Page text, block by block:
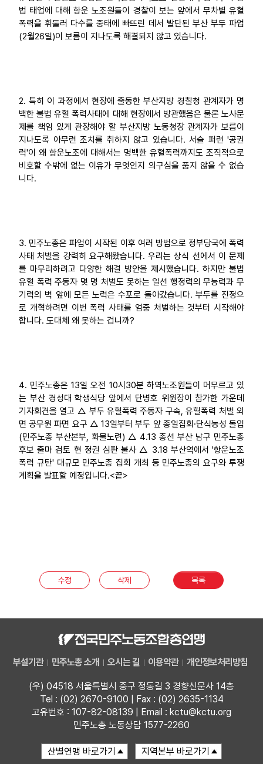
법 태업에 대해 항운 노조원들이 경찰이 보는 앞에서 무차별 유혈
폭력을 휘둘러 다수를 중태에 빠뜨린 데서 발단된 부산 부두 파업
(2월26일)이 보름이 지나도록 해결되지 않고 있습니다.
2. 특히 이 과정에서 현장에 출동한 부산지방 경찰청 관계자가 명
백한 불법 유혈 폭력사태에 대해 현장에서 방관했음은 물론 노사문
제를 책임 있게 관장해야 할 부산지방 노동청장 관계자가 보름이
지나도록 아무런 조치를 취하지 않고 있습니다. 서슬 퍼런 '공권
력'이 왜 항운노조에 대해서는 명백한 유혈폭력까지도 조직적으로
비호할 수밖에 없는 이유가 무엇인지 의구심을 품지 않을 수 없습
니다.
3. 민주노총은 파업이 시작된 이후 여러 방법으로 정부당국에 폭력
사태 처벌을 강력히 요구해왔습니다. 우리는 상식 선에서 이 문제
를 마무리하려고 다양한 해결 방안을 제시했습니다. 하지만 불법
유혈 폭력 주동자 몇 명 처벌도 못하는 일선 행정력의 무능력과 무
기력의 벽 앞에 모든 노력은 수포로 돌아갔습니다. 부두를 진정으
로 개혁하려면 이번 폭력 사태를 엄중 처벌하는 것부터 시작해야
합니다. 도대체 왜 못하는 겁니까?
4. 민주노총은 13일 오전 10시30분 하역노조원들이 머무르고 있
는 부산 경성대 학생식당 앞에서 단병호 위원장이 참가한 가운데
기자회견을 열고 △ 부두 유혈폭력 주동자 구속, 유혈폭력 처벌 외
면 공무원 파면 요구 △ 13일부터 부두 앞 종일집회·단식농성 돌입
(민주노총 부산본부, 화물노련) △ 4.13 총선 부산 남구 민주노총
후보 출마 검토 현 정권 심판 불사 △ 3.18 부산역에서 '항운노조
폭력 규탄' 대규모 민주노총 집회 개최 등 민주노총의 요구와 투쟁
계획을 발표할 예정입니다.<끝>
수정 삭제 목록
부설기관 민주노총 소개 오시는 길 이용약관 개인정보처리방침
(우) 04518 서울특별시 중구 정동길 3 경향신문사 14층
Tel : (02) 2670-9100 | Fax : (02) 2635-1134
고유번호 : 107-82-08139 | Email : kctu@kctu.org
민주노총 노동상담 1577-2260